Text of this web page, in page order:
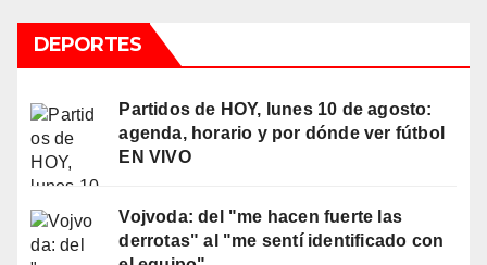
DEPORTES
Partidos de HOY, lunes 10 de agosto:
agenda, horario y por dónde ver fútbol
EN VIVO
Vojvoda: del "me hacen fuerte las
derrotas" al "me sentí identificado con